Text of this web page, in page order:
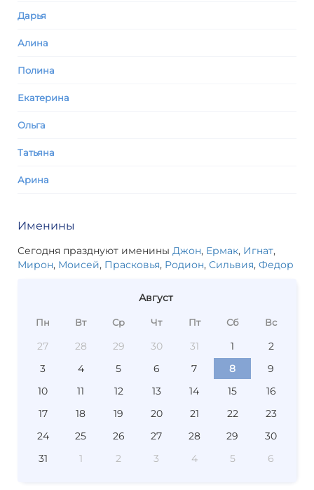
Дарья
Алина
Полина
Екатерина
Ольга
Татьяна
Арина
Именины
Сегодня празднуют именины Джон, Ермак, Игнат,
Мирон, Моисей, Прасковья, Родион, Сильвия, Федор
Август
Пн Вт Ср Чт Пт Сб Вс
27 28 29 30 31 1
2
3
4 5 6 7 8
9
10
11 12 13 14 15
16
17
18 19 20 21 22
23
24
25 26 27 28 29
30
31
1 2 3 4 5 6